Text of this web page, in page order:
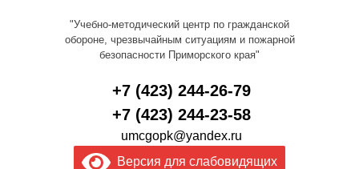
"Учебно-методический центр по гражданской
обороне, чрезвычайным ситуациям и пожарной
безопасности Приморского края"
+7 (423) 244-26-79
+7 (423) 244-23-58
umcgopk@yandex.ru
Версия для слабовидящих